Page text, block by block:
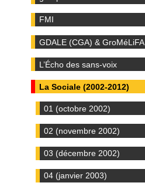
FMI
GDALE (CGA) & GroMéLiFA
L’Écho des sans-voix
La Sociale (2002-2012)
01 (octobre 2002)
02 (novembre 2002)
03 (décembre 2002)
04 (janvier 2003)